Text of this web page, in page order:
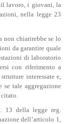
il lavoro, i giovani, la
nella legge 23
non chiarirebbe se lo
da garantire quale
di laboratorio
con riferimento a
interessate e,
se tale aggregazione
13 della legge reg.
dell’articolo 1,